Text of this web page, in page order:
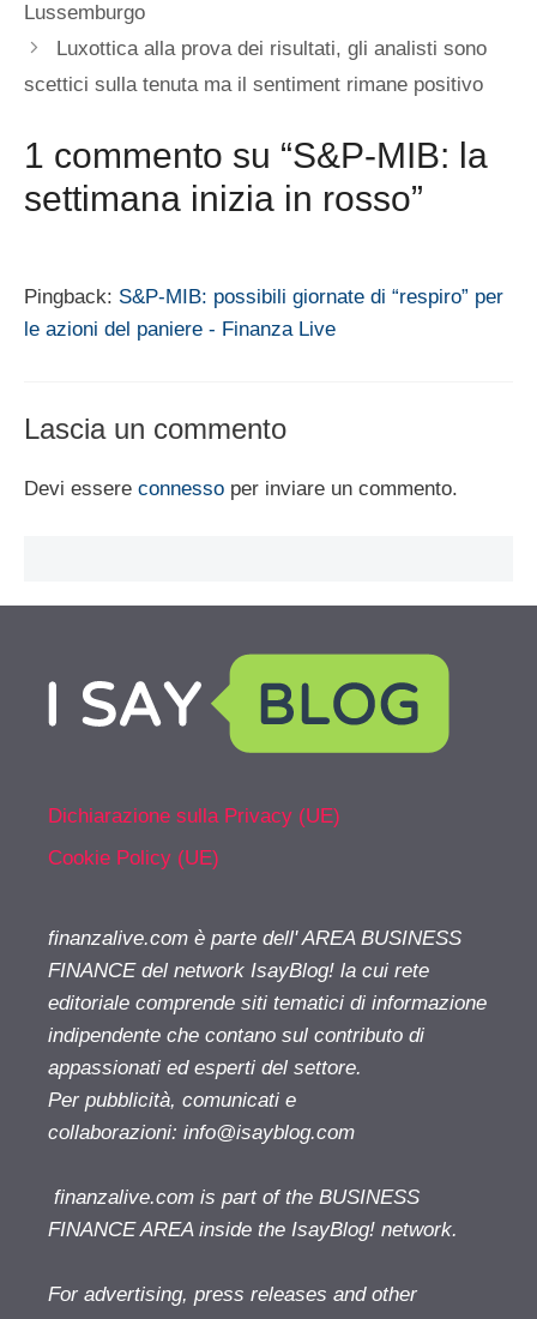
Lussemburgo
Luxottica alla prova dei risultati, gli analisti sono
scettici sulla tenuta ma il sentiment rimane positivo
1 commento su “S&P-MIB: la
settimana inizia in rosso”
Pingback: S&P-MIB: possibili giornate di “respiro” per
le azioni del paniere - Finanza Live
Lascia un commento
Devi essere connesso per inviare un commento.
Dichiarazione sulla Privacy (UE)
Cookie Policy (UE)
finanzalive.com è parte dell' AREA BUSINESS
FINANCE del network IsayBlog! la cui rete
editoriale comprende siti tematici di informazione
indipendente che contano sul contributo di
appassionati ed esperti del settore.
Per pubblicità, comunicati e
collaborazioni: info@isayblog.com
finanzalive.com is part of the BUSINESS
FINANCE AREA inside the IsayBlog! network.
For advertising, press releases and other